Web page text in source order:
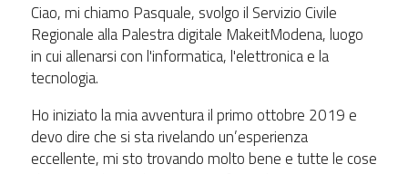
Ciao, mi chiamo Pasquale, svolgo il Servizio Civile
Regionale alla Palestra digitale MakeitModena, luogo
in cui allenarsi con l'informatica, l'elettronica e la
tecnologia.
Ho iniziato la mia avventura il primo ottobre 2019 e
devo dire che si sta rivelando un’esperienza
eccellente, mi sto trovando molto bene e tutte le cose